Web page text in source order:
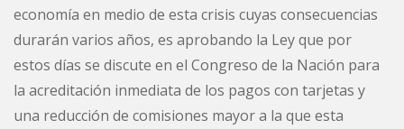
economía en medio de esta crisis cuyas consecuencias
durarán varios años, es aprobando la Ley que por
estos días se discute en el Congreso de la Nación para
la acreditación inmediata de los pagos con tarjetas y
una reducción de comisiones mayor a la que esta